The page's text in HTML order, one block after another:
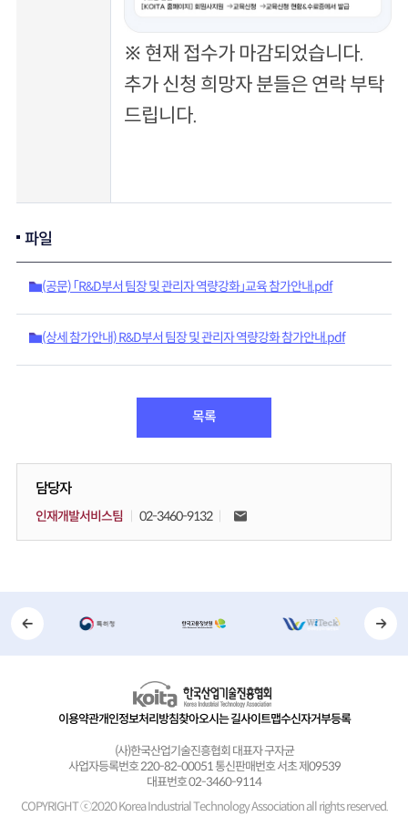
※ 현재 접수가 마감되었습니다.
추가 신청 희망자 분들은 연락 부탁
드립니다.
파일
(공문) 「R&D부서 팀장 및 관리자 역량강화」교육 참가안내.pdf
(상세 참가안내) R&D부서 팀장 및 관리자 역량강화 참가안내.pdf
목록
담당자
인재개발서비스팀 02-3460-9132
이용약관개인정보처리방침찾아오시는 길사이트맵수신자거부등록
(사)한국산업기술진흥협회 대표자 구자균
사업자등록번호 220-82-00051 통신판매번호 서초 제09539
대표번호 02-3460-9114
COPYRIGHT ⓒ2020 Korea Industrial Technology Associationall rights reserved.